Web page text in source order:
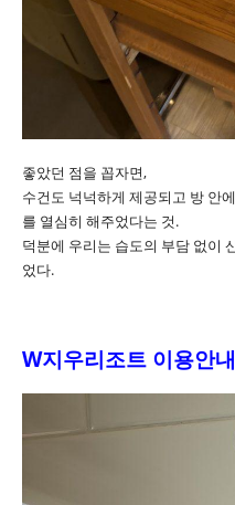
좋았던 점을 꼽자면,
수건도 넉넉하게 제공되고 방 안
를 열심히 해주었다는 것.
덕분에 우리는 습도의 부담 없이
었다.
W지우리조트 이용안내